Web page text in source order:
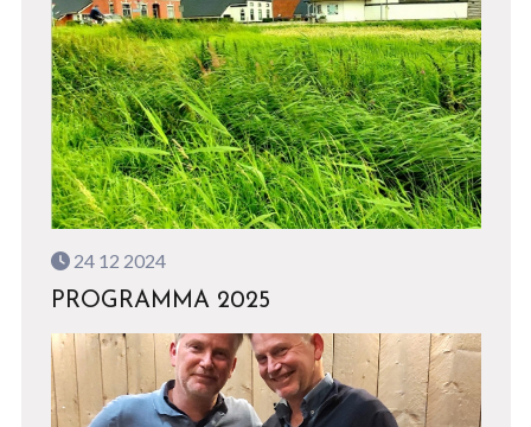
24 12 2024
PROGRAMMA 2025